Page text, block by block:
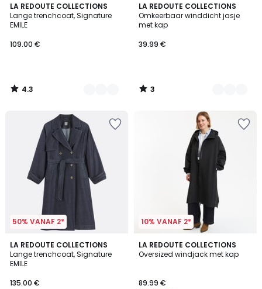
LA REDOUTE COLLECTIONS
Lange trenchcoat, Signature
EMILE
109.00 €
4.3
/ 5
3
Kleuren
4.3
/
LA REDOUTE COLLECTIONS
Omkeerbaar winddicht jasje
met kap
39.99 €
3
/
5
2
Kleuren
3
/
50% VANAF 2*
LA REDOUTE COLLECTIONS
Lange trenchcoat, Signature
EMILE
135.00 €
4.3
/ 5
10% VANAF 2*
LA REDOUTE COLLECTIONS
Oversized windjack met kap
89.99 €
4.7
/ 5
2
Kleuren